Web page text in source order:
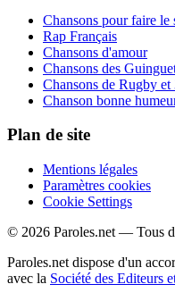
Chansons pour faire le
Rap Français
Chansons d'amour
Chansons des
Chansons de Rugby et
Chanson bonne
Plan de site
Mentions légales
Paramètres cookies
Cookie Settings
© 2026 Paroles.net — Tous
Paroles.net dispose d'un
avec la Société des Editeurs